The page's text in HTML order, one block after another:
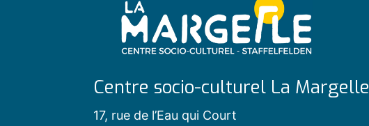
Centre socio-culturel La Margelle
17, rue de l’Eau qui Court